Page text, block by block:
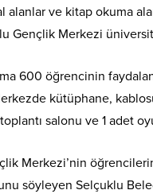
alanlar ve kitap okuma
Gençlik Merkezi
600 öğrencinin
kütüphane,
salonu ve 1 adet
Merkezi’nin
söyleyen Selçuklu